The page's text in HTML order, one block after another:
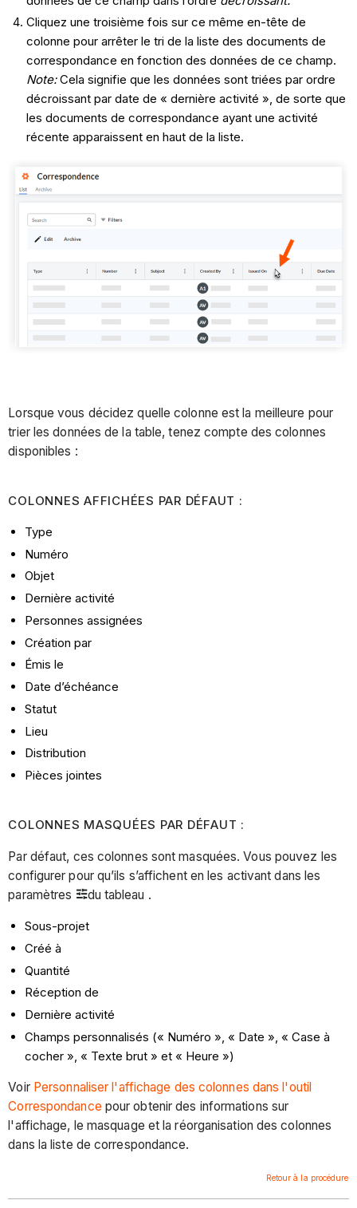
Cliquez une troisième fois sur ce même en-tête de
colonne pour arrêter le tri de la liste des documents de
correspondance en fonction des données de ce champ.
Note:Cela signifie que les données sont triées par ordre
décroissant par date de « dernière activité », de sorte que
les documents de correspondance ayant une activité
récente apparaissent en haut de la liste.
Lorsque vous décidez quelle colonne est la meilleure pour
trier les données de la table, tenez compte des colonnes
disponibles :
COLONNES AFFICHÉES PAR DÉFAUT :
Type
Numéro
Objet
Dernière activité
Personnes assignées
Création par
Émis le
Date d’échéance
Statut
Lieu
Distribution
Pièces jointes
COLONNES MASQUÉES PAR DÉFAUT :
Par défaut, ces colonnes sont masquées. Vous pouvez les
configurer pour qu’ils s’affichent en les activant dans les
paramètres
du tableau .
Sous-projet
Créé à
Quantité
Réception de
Dernière activité
Champs personnalisés (« Numéro », « Date », « Case à
cocher », « Texte brut » et « Heure »)
Voir Personnaliser l'affichage des colonnes dans l'outil
Correspondance pour obtenir des informations sur
l'affichage, le masquage et la réorganisation des colonnes
dans la liste de correspondance.
Retour à la procédure